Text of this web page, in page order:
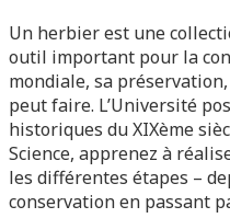
Un herbier est une
outil important pour la
mondiale, sa
peut faire. L’Université
historiques du XIXème
Science, apprenez à
les différentes étapes –
conservation en passant